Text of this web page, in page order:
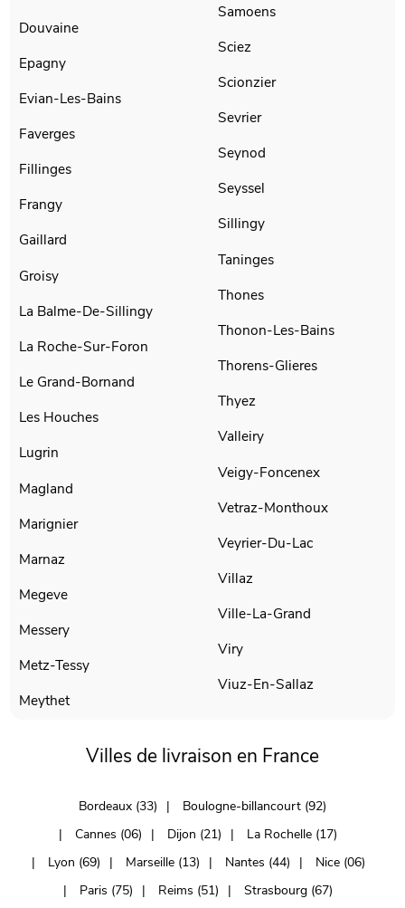
Douvaine
Epagny
Evian-Les-Bains
Faverges
Fillinges
Frangy
Gaillard
Groisy
La Balme-De-Sillingy
La Roche-Sur-Foron
Le Grand-Bornand
Les Houches
Lugrin
Magland
Marignier
Marnaz
Megeve
Messery
Metz-Tessy
Meythet
Samoens
Sciez
Scionzier
Sevrier
Seynod
Seyssel
Sillingy
Taninges
Thones
Thonon-Les-Bains
Thorens-Glieres
Thyez
Valleiry
Veigy-Foncenex
Vetraz-Monthoux
Veyrier-Du-Lac
Villaz
Ville-La-Grand
Viry
Viuz-En-Sallaz
Villes de livraison en France
Bordeaux (33)
Boulogne-billancourt (92)
Cannes (06)
Dijon (21)
La Rochelle (17)
Lyon (69)
Marseille (13) Nantes (44)
Nice (06)
Paris (75)
Reims (51)
Strasbourg (67)